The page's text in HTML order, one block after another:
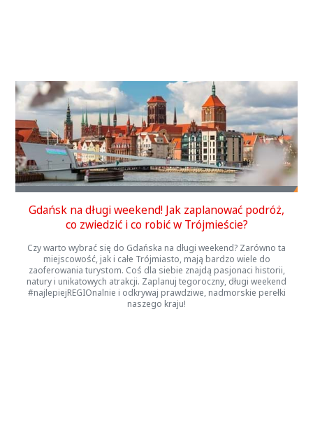
Gdańsk na długi weekend! Jak zaplanować podróż,
co zwiedzić i co robić w Trójmieście?
Czy warto wybrać się do Gdańska na długi weekend? Zarówno ta
miejscowość, jak i całe Trójmiasto, mają bardzo wiele do
zaoferowania turystom. Coś dla siebie znajdą pasjonaci historii,
natury i unikatowych atrakcji. Zaplanuj tegoroczny, długi weekend
#najlepiejREGIOnalnie i odkrywaj prawdziwe, nadmorskie perełki
naszego kraju!